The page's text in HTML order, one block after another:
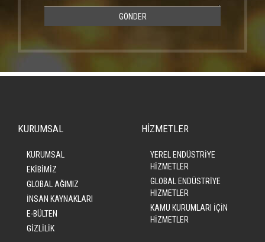
GÖNDER
KURUMSAL
KURUMSAL
EKİBİMİZ
GLOBAL AĞIMIZ
İNSAN KAYNAKLARI
E-BÜLTEN
GİZLİLİK
HİZMETLER
YEREL ENDÜSTRİYE
HİZMETLER
GLOBAL ENDÜSTRİYE
HİZMETLER
KAMU KURUMLARI İÇİN
HİZMETLER